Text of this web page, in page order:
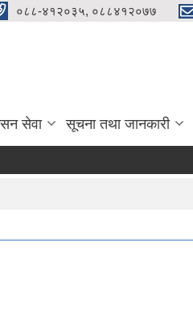
०८८-४१२०३५, ०८८४१२०७७
सेवा सूचना तथा जानकारी